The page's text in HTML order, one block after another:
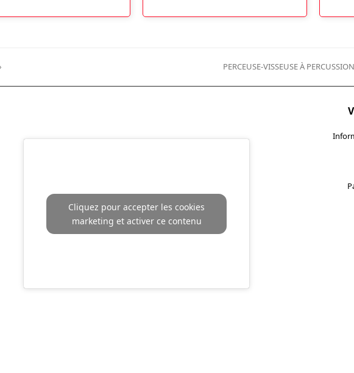
next
post:
PERCEUSE-VISSEUSE À
Cliquez pour accepter les cookies
marketing et activer ce contenu